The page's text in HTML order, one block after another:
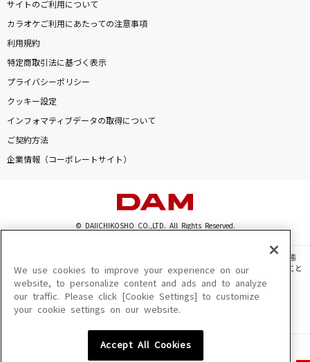
サイトのご利用について
カラオケご利用にあたっての注意事項
利用規約
特定商取引法に基づく表示
プライバシーポリシー
クッキー設定
インフォマティブデータの取得について
ご契約方法
企業情報（コーポレートサイト）
© DAIICHIKOSHO CO.,LTD. All Rights Reserved.
このサイトに掲載されている一切の文章・画像・写真・動画・音声等を、手段や形態
を問わず、著作権法の定める範囲を超えて無断で複製、転載、ファイル化などすること
を禁じます。
楽曲及びコンテンツは、機種によりご利用いただけない場合があります。
楽曲及びコンテンツの配信日、配信内容が変更になる場合があります。
We use cookies to improve your experience on our
website, to personalize content and ads and to analyze
our traffic. Please click [Cookie Settings] to customize
your cookie settings on our website.
Accept All Cookies